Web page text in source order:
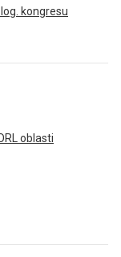
kongresu
oblasti